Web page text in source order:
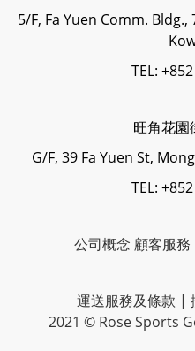
5/F, Fa Yuen Comm.
TEL:
旺角花園
G/F, 39 Fa Yuen St,
TEL:
公司概念 顧客服務
運送服務及條款 |
2021 © Rose Sports